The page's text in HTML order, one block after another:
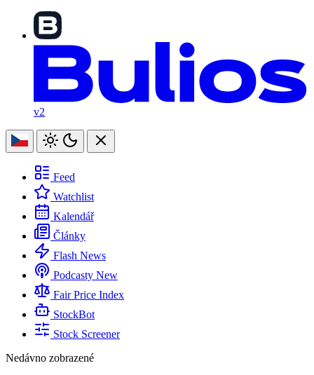
v2
Feed
Watchlist
Kalendář
Články
Flash News
Podcasty New
Fair Price Index
StockBot
Stock Screener
Nedávno zobrazené